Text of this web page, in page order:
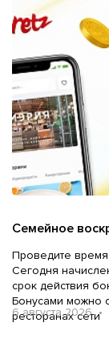
Семейное
Проведите
Сегодня
срок действия
Бонусами можно
ресторанах сети
6 августа 2026 •